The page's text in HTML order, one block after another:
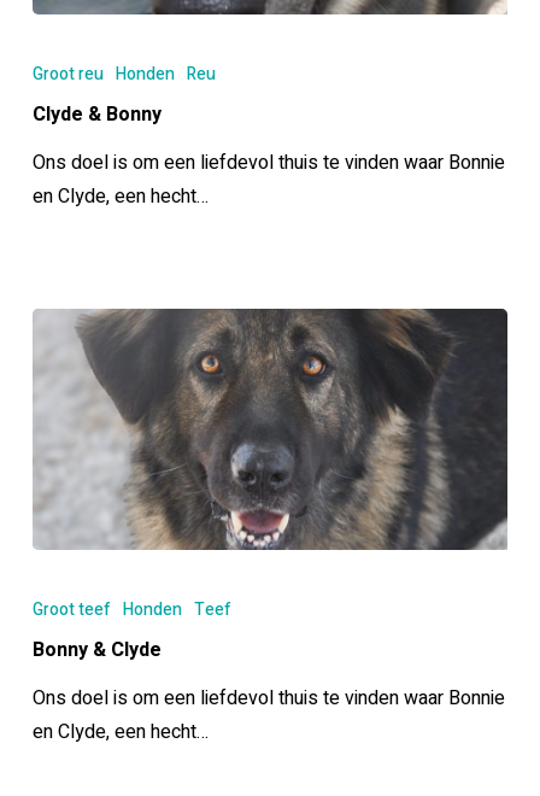
&
Groot reu Honden Reu
Clyde & Bonny
Ons doel is om een liefdevol thuis te vinden waar Bonnie
en Clyde, een hecht…
&
Groot teef Honden Teef
Bonny & Clyde
Ons doel is om een liefdevol thuis te vinden waar Bonnie
en Clyde, een hecht…